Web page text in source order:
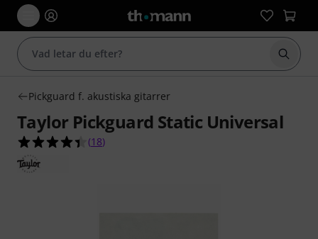
Börja
Pickguard f. akustiska gitarrer
Taylor Pickguard Static Universal
4.4 av 5 stjärnor från 18 kundbetyg
(18)